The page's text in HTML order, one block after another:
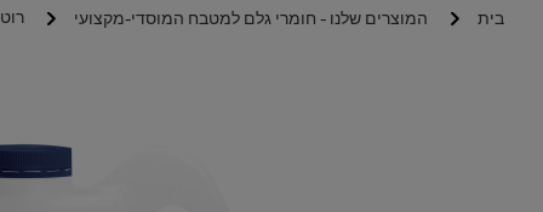
בית המוצרים שלנו - חומרי גלם למטבח המוסדי-מקצועי